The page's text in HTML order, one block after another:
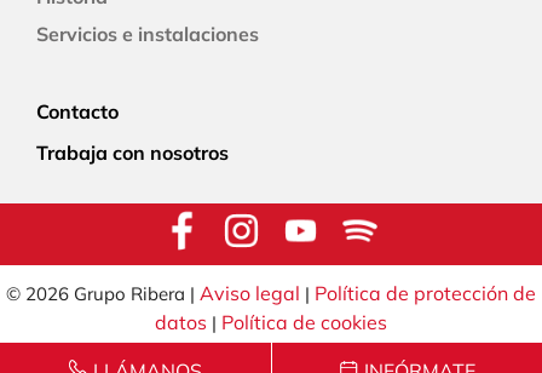
Servicios e instalaciones
Contacto
Trabaja con nosotros
© 2026 Grupo Ribera | Aviso legal | Política de protección de
datos | Política de cookies